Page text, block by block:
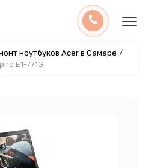
ноутбуков Acer в Самаре /
E1-771G